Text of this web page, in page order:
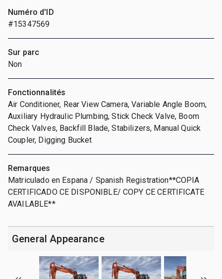
Numéro d'ID
#15347569
Sur parc
Non
Fonctionnalités
Air Conditioner, Rear View Camera, Variable Angle Boom,
Auxiliary Hydraulic Plumbing, Stick Check Valve, Boom
Check Valves, Backfill Blade, Stabilizers, Manual Quick
Coupler, Digging Bucket
Remarques
Matriculado en Espana / Spanish Registration**COPIA
CERTIFICADO CE DISPONIBLE/ COPY CE CERTIFICATE
AVAILABLE**
General Appearance